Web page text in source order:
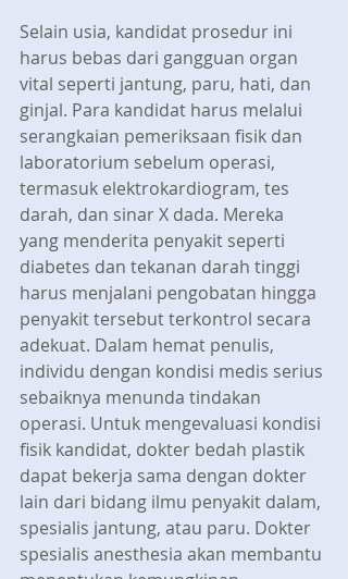
Selain usia, kandidat prosedur ini
harus bebas dari gangguan organ
vital seperti jantung, paru, hati, dan
ginjal. Para kandidat harus melalui
serangkaian pemeriksaan fisik dan
laboratorium sebelum operasi,
termasuk elektrokardiogram, tes
darah, dan sinar X dada. Mereka
yang menderita penyakit seperti
diabetes dan tekanan darah tinggi
harus menjalani pengobatan hingga
penyakit tersebut terkontrol secara
adekuat. Dalam hemat penulis,
individu dengan kondisi medis serius
sebaiknya menunda tindakan
operasi. Untuk mengevaluasi kondisi
fisik kandidat, dokter bedah plastik
dapat bekerja sama dengan dokter
lain dari bidang ilmu penyakit dalam,
spesialis jantung, atau paru. Dokter
spesialis anesthesia akan membantu